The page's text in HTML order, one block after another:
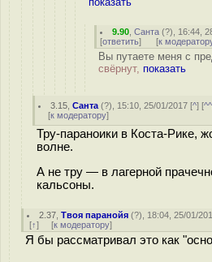
9.90 ,Санта (?), 16:44,
[ответить] [к
Вы путаете меня с
свёрнут, показать
3.15 ,Санта (?), 15:10, 25/01/2017 [^] [^^
[к модератору]
Тру-параноики в Коста-Рике,
волне.
А не тру — в лагерной
кальсоны.
2.37 ,Твоя паранойя (?), 18:04, 25/01/
[↑] [к модератору]
Я бы рассматривал это как